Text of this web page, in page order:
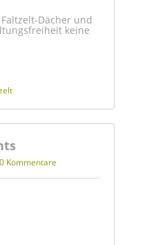
Dächer und
keine
0 Kommentare